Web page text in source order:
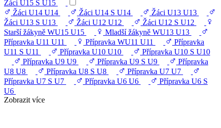
Žáci U15 S U15
Žáci U14 U14 Žáci U14 S U14 Žáci U13 U13
Žáci U13 S U13 Žáci U12 U12 Žáci U12 S U12
Starší žákyně WU15 U15 Mladší žákyně WU13 U13
Přípravka U11 U11 Přípravka WU11 U11
Přípravka
U11 S U11 Přípravka U10 U10 Přípravka U10 S U10
Přípravka U9 U9 Přípravka U9 S U9
Přípravka
U8 U8 Přípravka U8 S U8 Přípravka U7 U7
Přípravka U7 S U7 Přípravka U6 U6
Přípravka U6 S
U6
Zobrazit více